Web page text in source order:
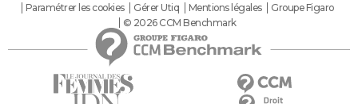
Paramétrer les cookies
Gérer Utiq Mentions légales
Groupe Figaro
© 2026 CCM Benchmark